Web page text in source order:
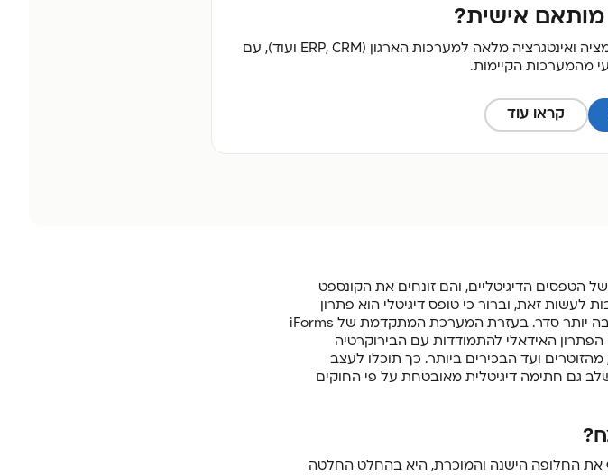
אישית?
מערכת טפסים מותאמת אישית משלבת לוגיקות חכמות, אוטומציה ואינטגרציה מלאה למערכות הארגון (ERP, CRM ועוד), עם
מהמערכות הקיימות.
קראו עוד
הטפסים הדיגיטליים, והם זונחים את הקונספט
לעשות זאת, וברור כי טופס דיגיטלי הוא פתרון
פשוט ויעיל שחוסך לנו זמן יקר מאוד ובעיקר מייצר הרבה יותר סדר. בעזרת המערכת המתקדמת של iForms
האידאלי להתמודדות עם הבירוקרטיה
ועד הבכירים ביותר. כך תוכלו לעצב
גם חתימה דיגיטלית מאובטחת על פי החוקים
את החלופה הישנה והמוכרת, היא בהחלט החלטה